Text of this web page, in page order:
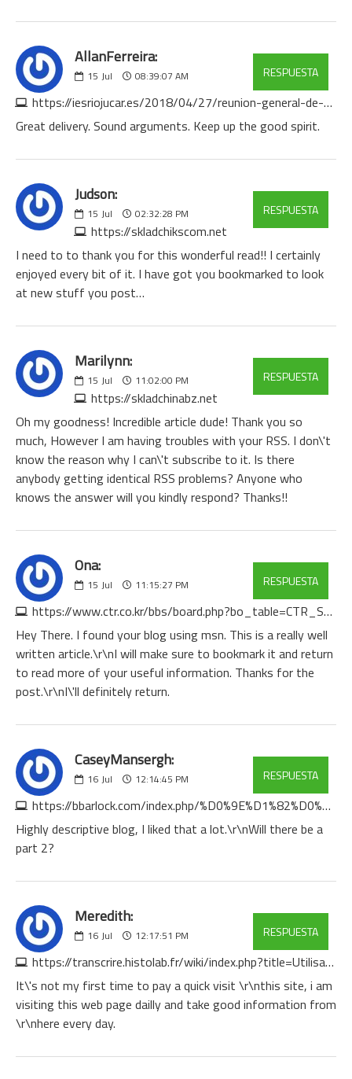
AllanFerreira:
15 Jul 08:39:07 AM
https://iesriojucar.es/2018/04/27/reunion-general-de-agendda21
RESPUESTA
Great delivery. Sound arguments. Keep up the good spirit.
Judson:
15 Jul 02:32:28 PM
https://skladchikscom.net
RESPUESTA
I need to to thank you for this wonderful read!! I certainly
enjoyed every bit of it. I have got you bookmarked to look
at new stuff you post…
Marilynn:
15 Jul 11:02:00 PM
https://skladchinabz.net
RESPUESTA
Oh my goodness! Incredible article dude! Thank you so
much, However I am having troubles with your RSS. I don\'t
know the reason why I can\'t subscribe to it. Is there
anybody getting identical RSS problems? Anyone who
knows the answer will you kindly respond? Thanks!!
Ona:
15 Jul 11:15:27 PM
https://www.ctr.co.kr/bbs/board.php?bo_table=CTR_STORY2&wr_id=122
RESPUESTA
Hey There. I found your blog using msn. This is a really well
written article.\r\nI will make sure to bookmark it and return
to read more of your useful information. Thanks for the
post.\r\nI\'ll definitely return.
CaseyMansergh:
16 Jul 12:14:45 PM
https://bbarlock.com/index.php/%D0%9E%D1%82%D0%BA%D1%80%D1%8B%D1%82%D0%B8%D0%B5_%D0%BA%D0%B5%D0%B9%D1%81%D0%BE%D0%B2_%D0%9A%D0%A1_%D0%93%D0%9E
RESPUESTA
Highly descriptive blog, I liked that a lot.\r\nWill there be a
part 2?
Meredith:
16 Jul 12:17:51 PM
https://transcrire.histolab.fr/wiki/index.php?title=Utilisateur:JocelynMize8494
RESPUESTA
It\'s not my first time to pay a quick visit \r\nthis site, i am
visiting this web page dailly and take good information from
\r\nhere every day.